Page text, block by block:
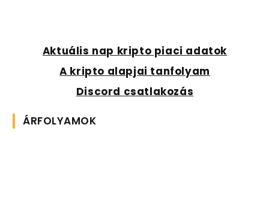
Aktuális nap kripto piaci adatok
A kripto alapjai tanfolyam
Discord csatlakozás
ÁRFOLYAMOK